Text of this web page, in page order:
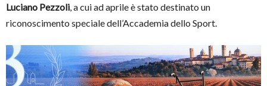
Luciano Pezzoli, a cui ad aprile è stato destinato un
riconoscimento speciale dell’Accademia dello Sport.